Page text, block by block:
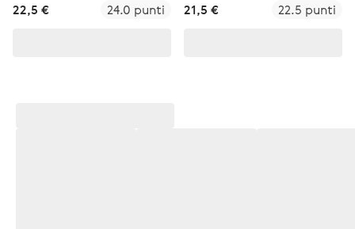
22,5 € 24.0 punti 21,5 € 22.5 punti